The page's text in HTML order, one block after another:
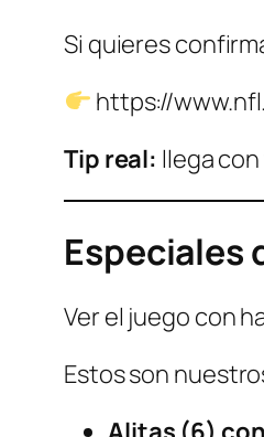
Si quieres
https://
Tip real: llega
Especiales
Ver el juego con
Estos son